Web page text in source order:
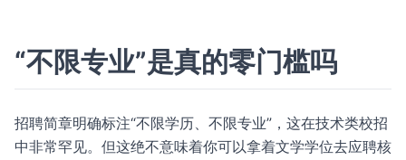
“不限专业”是真的零门槛吗
招聘简章明确标注“不限学历、不限专业”，这在技术类校招
中非常罕见。但这绝不意味着你可以拿着文学学位去应聘核